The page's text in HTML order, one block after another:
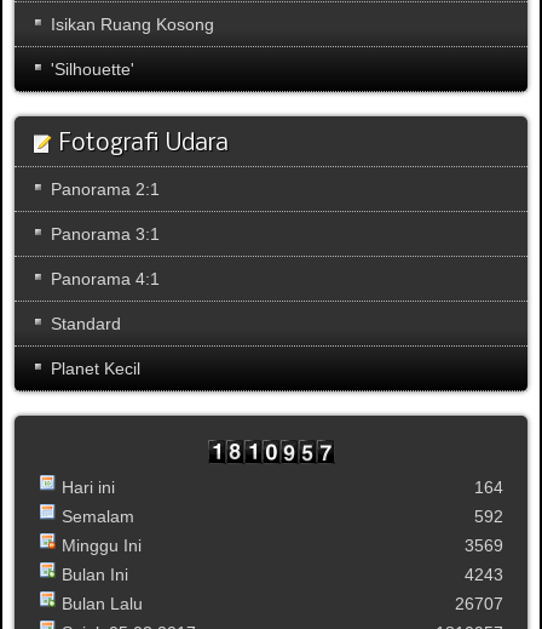
Isikan Ruang Kosong
'Silhouette'
Fotografi Udara
Panorama 2:1
Panorama 3:1
Panorama 4:1
Standard
Planet Kecil
Hari ini
Semalam
Minggu Ini
Bulan Ini
Bulan Lalu
164
592
3569
4243
26707